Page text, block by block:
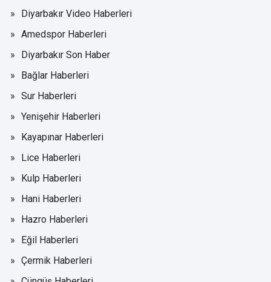
Diyarbakır Video Haberleri
Amedspor Haberleri
Diyarbakır Son Haber
Bağlar Haberleri
Sur Haberleri
Yenişehir Haberleri
Kayapınar Haberleri
Lice Haberleri
Kulp Haberleri
Hani Haberleri
Hazro Haberleri
Eğil Haberleri
Çermik Haberleri